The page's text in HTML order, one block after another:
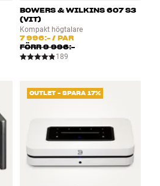
BOWERS & WILKINS 607 S3
(VIT)
Kompakt högtalare
7 996:- / PAR
FÖRR9 996:-
189
OUTLET - SPARA 17%